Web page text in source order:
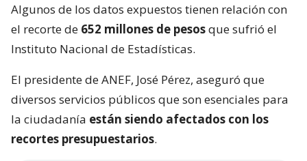
Algunos de los datos expuestos tienen relación con
el recorte de 652 millones de pesosque sufrió el
Instituto Nacional de Estadísticas.
El presidente de ANEF, José Pérez, aseguró que
diversos servicios públicos que son esenciales para
la ciudadanía están siendo afectados con los
recortes presupuestarios.